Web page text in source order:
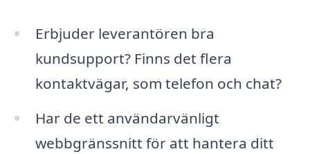
Erbjuder leverantören bra
kundsupport? Finns det flera
kontaktvägar, som telefon och chat?
Har de ett användarvänligt
webbgränssnitt för att hantera ditt